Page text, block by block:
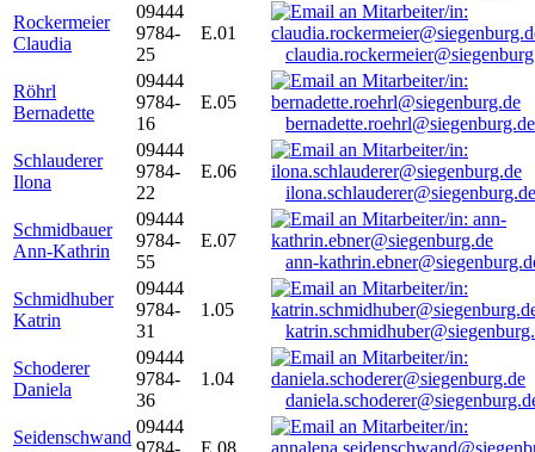
Rockermeier
Claudia
09444
9784-
25
E.01
Röhrl
Bernadette
09444
9784-
16
E.05
bernadette.roehrl@siegenburg.de
Schlauderer
Ilona
09444
9784-
22
E.06
ilona.schlauderer@siegenburg.de
Schmidbauer
Ann-Kathrin
09444
9784-
55
E.07
ann-
Schmidhuber
Katrin
09444
9784-
31
1.05
Schoderer
Daniela
09444
9784-
36
1.04
Seidenschwand
09444